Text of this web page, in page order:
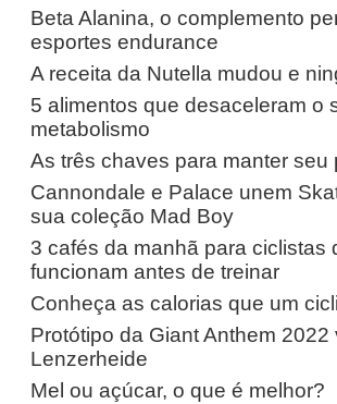
Beta Alanina, o complemento
esportes endurance
A receita da Nutella mudou e
5 alimentos que desaceleram o
metabolismo
As três chaves para manter seu
Cannondale e Palace unem
sua coleção Mad Boy
3 cafés da manhã para ciclistas
funcionam antes de treinar
Conheça as calorias que um
Protótipo da Giant Anthem 2022
Lenzerheide
Mel ou açúcar, o que é melhor?